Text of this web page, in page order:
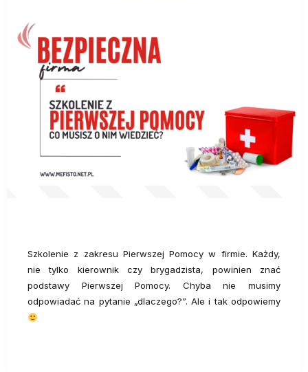
Szkolenie z zakresu Pierwszej Pomocy w firmie. Każdy,
nie tylko kierownik czy brygadzista, powinien znać
podstawy Pierwszej Pomocy. Chyba nie musimy
odpowiadać na pytanie „dlaczego?”. Ale i tak odpowiemy